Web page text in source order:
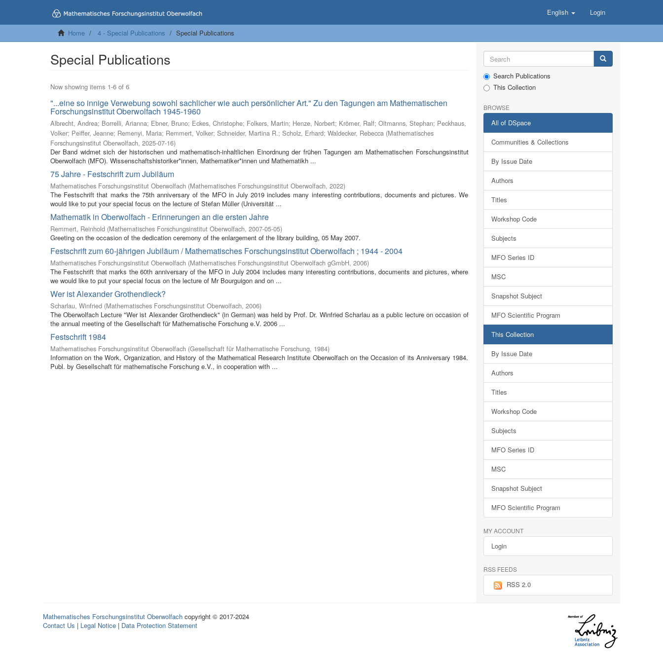
English Login
Home 4 - Special Publications Special Publications
Special Publications
Now showing items 1-6 of 6
"...eine so innige Verwebung sowohl sachlicher wie auch persönlicher Art." Zu den Tagungen am Mathematischen
Forschungsinstitut Oberwolfach 1945-1960
Albrecht, Andrea; Borrelli, Arianna; Ebner, Bruno; Eckes, Christophe; Folkers, Martin; Henze, Norbert; Krömer, Ralf; Oltmanns, Stephan; Peckhaus,
Volker; Peiffer, Jeanne; Remenyi, Maria; Remmert, Volker; Schneider, Martina R.; Scholz, Erhard; Waldecker, Rebecca (Mathematisches
Forschungsinstitut Oberwolfach, 2025-07-16)
Der Band widmet sich der historischen und mathematisch-inhaltlichen Einordnung der frühen Tagungen am Mathematischen Forschungsinstitut
Oberwolfach (MFO). Wissenschaftshistoriker*innen, Mathematiker*innen und Mathematikh ...
75 Jahre - Festschrift zum Jubiläum
Mathematisches Forschungsinstitut Oberwolfach (Mathematisches Forschungsinstitut Oberwolfach, 2022)
The Festschrift that marks the 75th anniversary of the MFO in July 2019 includes many interesting contributions, documents and pictures. We
would like to put your special focus on the lecture of Stefan Müller (Universität ...
Mathematik in Oberwolfach - Erinnerungen an die ersten Jahre
Remmert, Reinhold (Mathematisches Forschungsinstitut Oberwolfach, 2007-05-05)
Greeting on the occasion of the dedication ceremony of the enlargement of the library building, 05 May 2007.
Festschrift zum 60-jährigen Jubiläum / Mathematisches Forschungsinstitut Oberwolfach ; 1944 - 2004
Mathematisches Forschungsinstitut Oberwolfach (Mathematisches Forschungsinstitut Oberwolfach gGmbH, 2006)
The Festschrift that marks the 60th anniversary of the MFO in July 2004 includes many interesting contributions, documents and pictures, where
we would like to put your special focus on the lecture of Mr Bourguigon and on ...
Wer ist Alexander Grothendieck?
Scharlau, Winfried (Mathematisches Forschungsinstitut Oberwolfach, 2006)
The Oberwolfach Lecture "Wer ist Alexander Grothendieck" (in German) was held by Prof. Dr. Winfried Scharlau as a public lecture on occasion of
the annual meeting of the Gesellschaft für Mathematische Forschung e.V. 2006 ...
Festschrift 1984
Mathematisches Forschungsinstitut Oberwolfach (Gesellschaft für Mathematische Forschung, 1984)
Information on the Work, Organization, and History of the Mathematical Research Institute Oberwolfach on the Occasion of its Anniversary 1984.
Publ. by Gesellschaft für mathematische Forschung e.V., in cooperation with ...
Search Publications
This Collection
BROWSE
All of DSpace
Communities & Collections
By Issue Date
Authors
Titles
Workshop Code
Subjects
MFO Series ID
MSC
Snapshot Subject
MFO Scientific Program
This Collection
By Issue Date
Authors
Titles
Workshop Code
Subjects
MFO Series ID
MSC
Snapshot Subject
MFO Scientific Program
MY ACCOUNT
Login
RSS FEEDS
RSS 2.0
Mathematisches Forschungsinstitut Oberwolfach copyright © 2017-2024
Contact Us | Legal Notice | Data Protection Statement